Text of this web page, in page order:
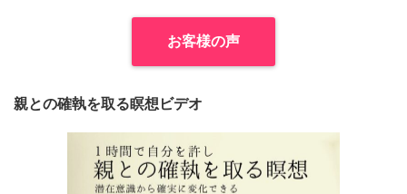
お客様の声
親との確執を取る瞑想ビデオ